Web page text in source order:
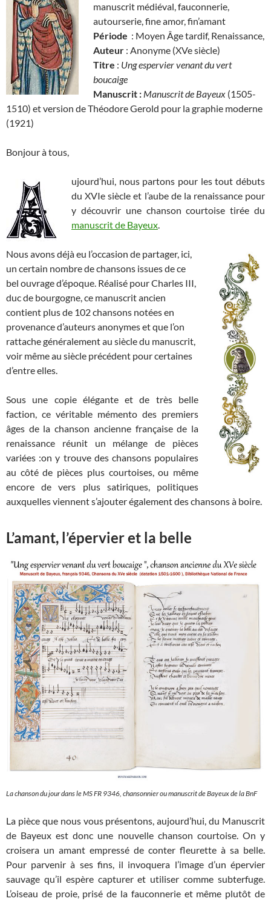
manuscrit médiéval, fauconnerie,
autourserie, fine amor, fin’amant
Période : Moyen Âge tardif, Renaissance,
Auteur : Anonyme (XVe siècle)
Titre : Ung espervier venant du vert
boucaige
Manuscrit : Manuscrit de Bayeux (1505-
1510) et version de Théodore Gerold pour la graphie moderne
(1921)
Bonjour à tous,
ujourd’hui, nous partons pour les tout débuts
du XVIe siècle et l’aube de la renaissance pour
y découvrir une chanson courtoise tirée du
manuscrit de Bayeux.
Nous avons déjà eu l’occasion de partager, ici,
un certain nombre de chansons issues de ce
bel ouvrage d’époque. Réalisé pour Charles III,
duc de bourgogne, ce manuscrit ancien
contient plus de 102 chansons notées en
provenance d’auteurs anonymes et que l’on
rattache généralement au siècle du manuscrit,
voir même au siècle précédent pour certaines
d’entre elles.
Sous une copie élégante et de très belle
faction, ce véritable mémento des premiers
âges de la chanson ancienne française de la
renaissance réunit un mélange de pièces
variées :on y trouve des chansons populaires
au côté de pièces plus courtoises, ou même
encore de vers plus satiriques, politiques
auxquelles viennent s’ajouter également des chansons à boire.
L’amant, l’épervier et la belle
La chanson du jour dans le MS FR 9346, chansonnier ou manuscrit de Bayeuxde la BnF
La pièce que nous vous présentons, aujourd’hui, du Manuscrit
de Bayeux est donc une nouvelle chanson courtoise. On y
croisera un amant empressé de conter fleurette à sa belle.
Pour parvenir à ses fins, il invoquera l’image d’un épervier
sauvage qu’il espère capturer et utiliser comme subterfuge.
L’oiseau de proie, prisé de la fauconnerie et même plutôt de